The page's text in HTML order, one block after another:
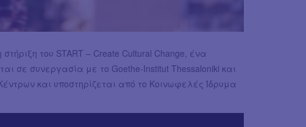
του START – Create Cultural Change, ένα
σε συνεργασία με το Goethe-Institut Thessaloniki και
και υποστηρίζεται από το Κοινωφελές Ίδρυμα